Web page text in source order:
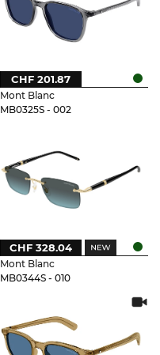
Mont Blanc
MB0325S - 002
CHF 201.87
Mont Blanc
MB0344S - 010
CHF 328.04